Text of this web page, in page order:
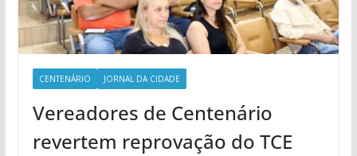
CENTENÁRIO JORNAL DA CIDADE
Vereadores de Centenário
revertem reprovação do TCE